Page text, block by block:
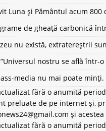
Luna și Pământul acum 800
de gheață carbonică
nu există, extratereștrii
nostru se află într-o
media nu mai poate
fără o anumită
preluate de pe internet și,
și
fără o anumită